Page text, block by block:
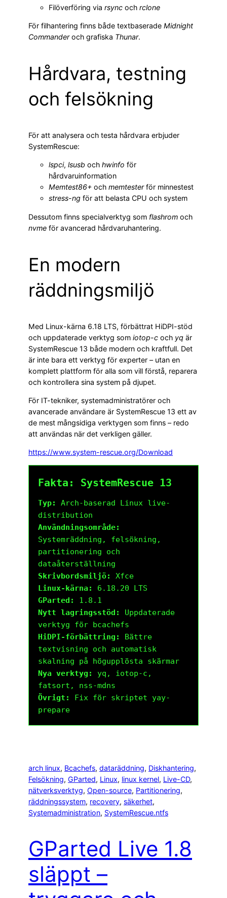
Filöverföring via rsync och rclone
För filhantering finns både textbaserade Midnight
Commanderoch grafiska Thunar.
Hårdvara, testning
och felsökning
För att analysera och testa hårdvara erbjuder
SystemRescue:
lspci, lsusb och hwinfo för
hårdvaruinformation
Memtest86+ och memtesterför minnestest
stress-ng för att belasta CPU och system
Dessutom finns specialverktyg som flashrom och
nvme för avancerad hårdvaruhantering.
En modern
räddningsmiljö
Med Linux-kärna 6.18 LTS, förbättrat HiDPI-stöd
och uppdaterade verktyg som iotop-c och yq är
SystemRescue 13 både modern och kraftfull. Det
är inte bara ett verktyg för experter – utan en
komplett plattform för alla som vill förstå, reparera
och kontrollera sina system på djupet.
För IT-tekniker, systemadministratörer och
avancerade användare är SystemRescue 13 ett av
de mest mångsidiga verktygen som finns – redo
att användas när det verkligen gäller.
https://www.system-rescue.org/Download
Fakta: SystemRescue 13
Typ:
Arch-baserad Linux live-
distribution
Användningsområde:
Systemräddning, felsökning,
partitionering och
dataåterställning
Skrivbordsmiljö:
Xfce
Linux-kärna:
6.18.20 LTS
GParted:
1.8.1
Nytt lagringsstöd:
Uppdaterade
verktyg för bcachefs
HiDPI-förbättring:
Bättre
textvisning och automatisk
skalning på högupplösta skärmar
Nya verktyg:
yq, iotop-c,
fatsort, nss-mdns
Övrigt:
Fix för skriptet yay-
prepare
arch linux, Bcachefs, dataräddning, Diskhantering
Felsökning, GParted, Linux, linux kernel, Live-CD
nätverksverktyg, Open-source, Partitionering
räddningssystem, recovery, säkerhet
Systemadministration, SystemRescue.ntfs
GParted Live 1.8
släppt –